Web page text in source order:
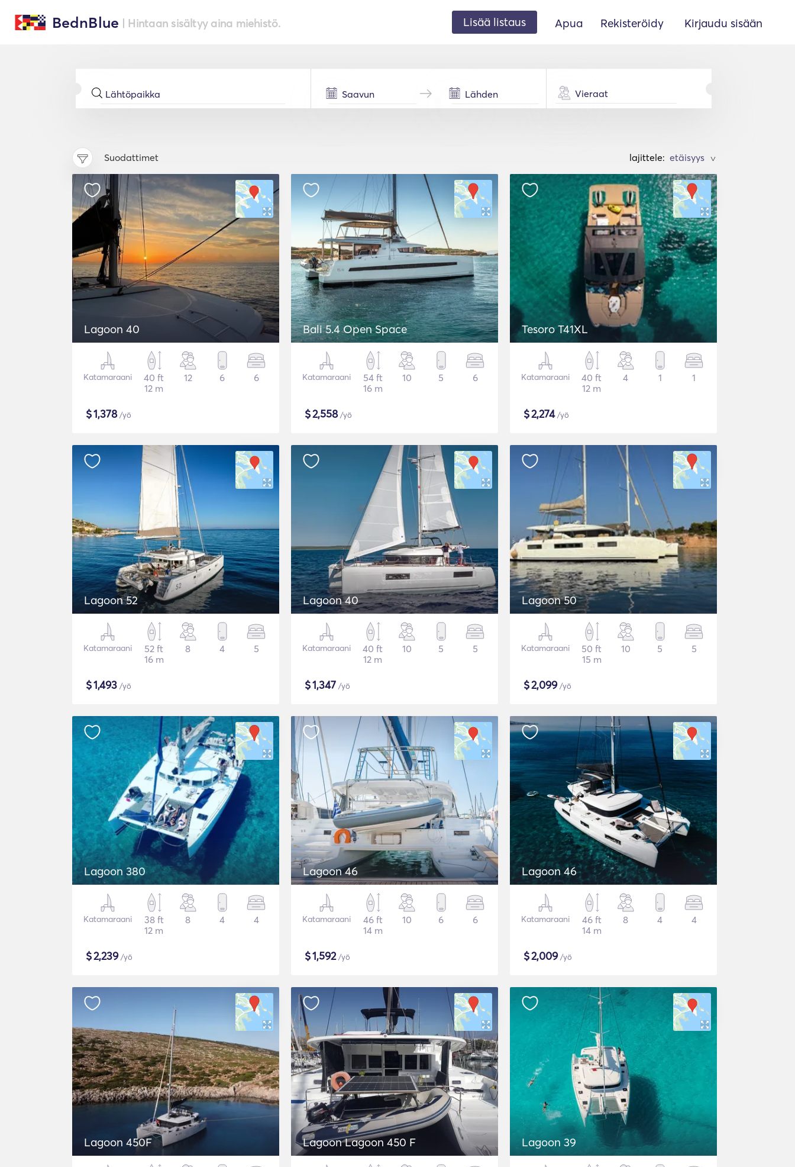
BednBlue | Hintaan sisältyy aina miehistö. Lisää listaus Apua Rekisteröidy Kirjaudu sisään
Vieraat
Suodattimet lajittele: >
Lagoon 40
Katamaraani
40 ft
12 m
12 6 6
$1,378/yö
Bali 5.4 Open Space
Katamaraani
54 ft
16 m
10 5 6
$2,558/yö
Tesoro T41XL
Katamaraani
40 ft
12 m
4 1 1
$2,274/yö
Lagoon 52
Katamaraani
52 ft
16 m
8 4 5
$1,493 /yö
Lagoon 40
Katamaraani
40 ft
12 m
10 5 5
$1,347 /yö
Lagoon 50
Katamaraani
50 ft
15 m
10 5 5
$2,099/yö
Lagoon 380
Katamaraani
38 ft
12 m
8 4 4
$2,239/yö
Lagoon 46
Katamaraani
46 ft
14 m
10 6 6
$1,592/yö
Lagoon 46
Katamaraani
46 ft
14 m
8 4 4
$2,009/yö
Lagoon 450F Lagoon Lagoon 450 F Lagoon 39